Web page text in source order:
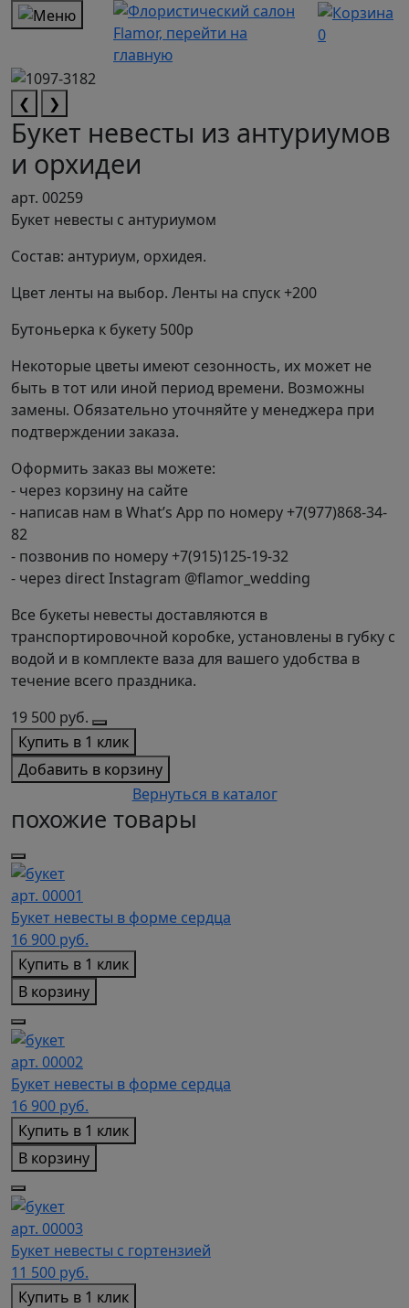
0
❮ ❯
Букет невесты из антуриумов
и орхидеи
арт. 00259
Букет невесты с антуриумом
Состав: антуриум, орхидея.
Цвет ленты на выбор. Ленты на спуск +200
Бутоньерка к букету 500р
Некоторые цветы имеют сезонность, их может не
быть в тот или иной период времени. Возможны
замены. Обязательно уточняйте у менеджера при
подтверждении заказа.
Оформить заказ вы можете:
- через корзину на сайте
- написав нам в What’s App по номеру +7(977)868-34-
82
- позвонив по номеру +7(915)125-19-32
- через direct Instagram @flamor_wedding
Все букеты невесты доставляются в
транспортировочной коробке, установлены в губку с
водой и в комплекте ваза для вашего удобства в
течение всего праздника.
19 500 руб.
Купить в 1 клик
Добавить в корзину
Вернуться в каталог
похожие товары
арт. 00001
Букет невесты в форме сердца
16 900 руб.
Купить в 1 клик
В корзину
арт. 00002
Букет невесты в форме сердца
16 900 руб.
Купить в 1 клик
В корзину
арт. 00003
Букет невесты с гортензией
11 500 руб.
Купить в 1 клик